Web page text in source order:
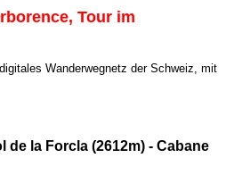
Tour im
digitales Wanderwegnetz der Schweiz, mit
de la Forcla (2612m) - Cabane